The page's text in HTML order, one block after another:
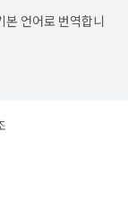
언어로 번역합니